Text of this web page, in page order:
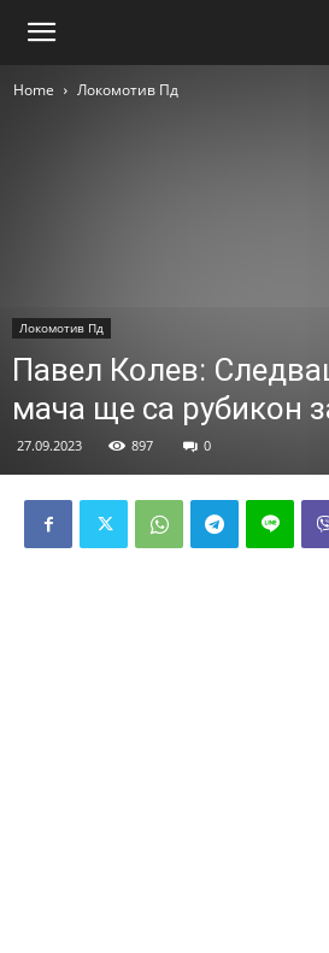
Home Локомотив Пд
Локомотив Пд
Павел Колев:
мача ще са рубикон
27.09.2023 897 0